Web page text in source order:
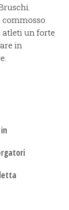
un forte
in